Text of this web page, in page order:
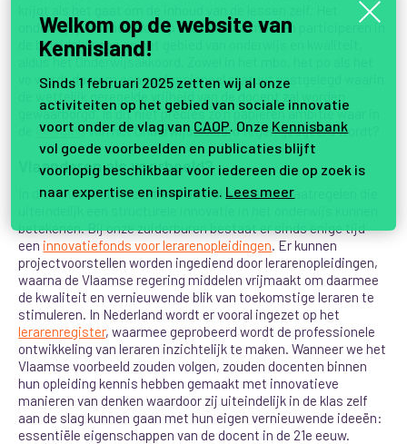
onderwijspersoneel zou op alle niveaus moeten participeren in
de beleidskeuzes op het gebied van onderwijs en kwaliteit,
aldus het Onderwijsakkoord. Zowel in het mbo, het po als het
vo wordt daarom een professioneel statuut vastgelegd waarin
de wettelijk geregelde vrijheid van de docent zal worden
gewaarborgd. Is dit niet precies zo’n papieren ambitie waar in
inleidingvan het Onderwijsakkoord tegen geageerd wordt?
Vlaanderen als voorbeeld?
In dit akkoord ontbreekt een aantal concrete maatregelen die
betekenen. Bij onze zuiderburen bestaat er sinds enige tijd
een innovatiefonds voor lerarenopleidingen. Er kunnen
projectvoorstellen worden ingediend door lerarenopleidingen,
waarna de Vlaamse regering middelen vrijmaakt om daarmee
de kwaliteit en vernieuwende blik van toekomstige leraren te
stimuleren. In Nederland wordt er vooral ingezet op het
lerarenregister, waarmee geprobeerd wordt de professionele
ontwikkeling van leraren inzichtelijk te maken. Wanneer we het
Vlaamse voorbeeld zouden volgen, zouden docenten binnen
hun opleiding kennis hebben gemaakt met innovatieve
manieren van denken waardoor zij uiteindelijk in de klas zelf
aan de slag kunnen gaan met hun eigen vernieuwende ideeën:
essentiële eigenschappen van de docent in de 21e eeuw.
Welkom op de website van
Kennisland!
Sinds 1 februari 2025 zetten wij al onze
activiteiten op het gebied van sociale innovatie
voort onder de vlag van CAOP . Onze Kennisbank
vol goede voorbeelden en publicaties blijft
voorlopig beschikbaar voor iedereen die op zoek is
naar expertise en inspiratie. Lees meer